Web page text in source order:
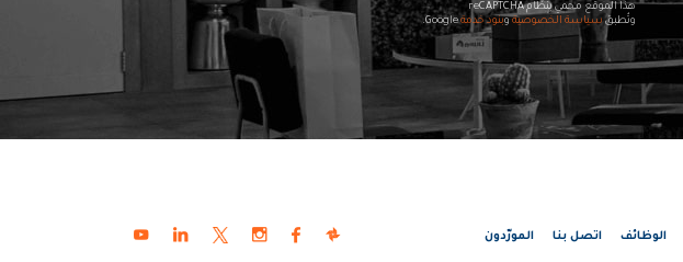
هذا الموقع محمي بنظام reCAPTCHA
وتُطبقسياسة الخصوصيةوبنود خدمةGoogle.
الوظائف اتصل بنا المورّدون